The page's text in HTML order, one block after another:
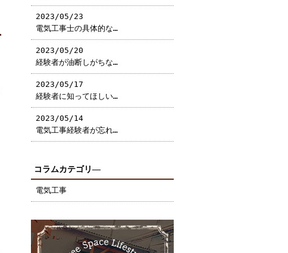
2023/05/23
電気工事士の具体的な…
2023/05/20
経験者が油断しがちな…
2023/05/17
経験者に知ってほしい…
2023/05/14
電気工事経験者が忘れ…
コラムカテゴリ―
電気工事